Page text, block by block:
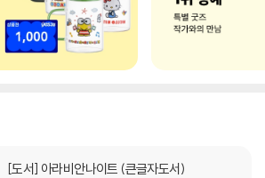
[도서] 아라비안나이트 (큰글자도서)